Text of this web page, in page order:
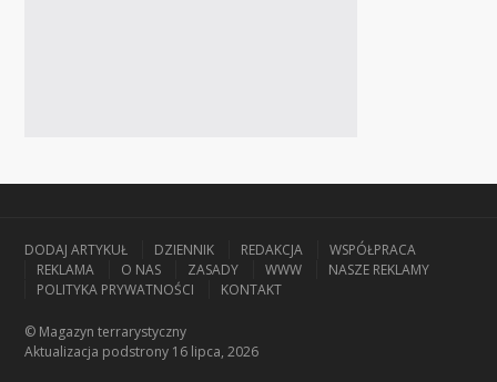
DODAJ ARTYKUŁ DZIENNIK REDAKCJA
WSPÓŁPRACA
REKLAMA
O NAS ZASADY WWW
NASZE REKLAMY
POLITYKA PRYWATNOŚCI
KONTAKT
© Magazyn terrarystyczny
Aktualizacja podstrony 16 lipca, 2026